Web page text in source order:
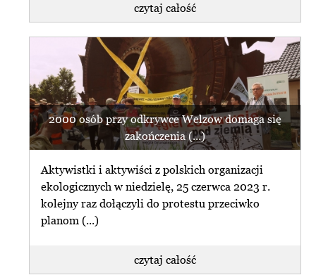
czytaj całość
2000 osób przy odkrywce Welzow domaga się
zakończenia (...)
Aktywistki i aktywiści z polskich organizacji
ekologicznych w niedzielę, 25 czerwca 2023 r.
kolejny raz dołączyli do protestu przeciwko
planom (...)
czytaj całość